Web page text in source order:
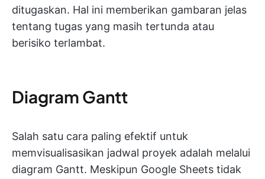
ditugaskan. Hal ini memberikan gambaran jelas
tentang tugas yang masih tertunda atau
berisiko terlambat.
Diagram Gantt
Salah satu cara paling efektif untuk
memvisualisasikan jadwal proyek adalah melalui
diagram Gantt. Meskipun Google Sheets tidak